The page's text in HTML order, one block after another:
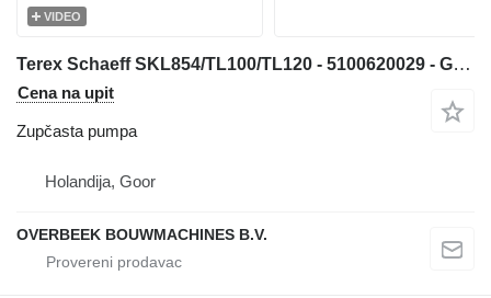
VIDEO
Terex Schaeff SKL854/TL100/TL120 - 5100620029 - Gearpump zupčasta pumpa za prednjeg utovarivača
Cena na upit
Zupčasta pumpa
Holandija, Goor
OVERBEEK BOUWMACHINES B.V.